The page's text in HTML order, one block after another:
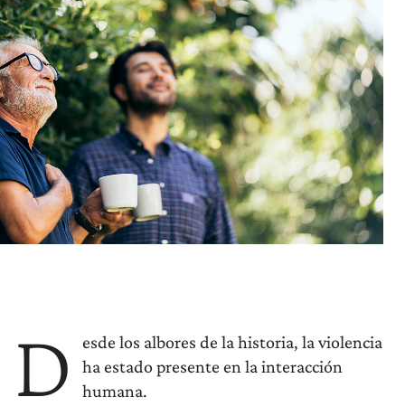
D
esde los albores de la historia, la violencia
ha estado presente en la interacción
humana.